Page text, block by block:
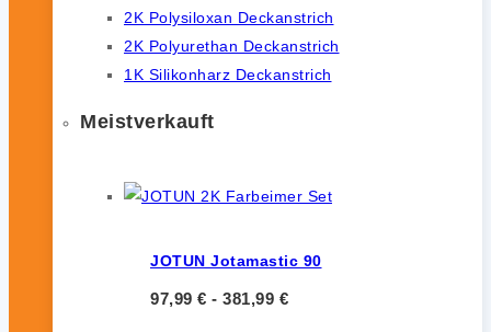
2K Polysiloxan Deckanstrich
2K Polyurethan Deckanstrich
1K Silikonharz Deckanstrich
Meistverkauft
JOTUN Jotamastic 90
97,99 € - 381,99 €